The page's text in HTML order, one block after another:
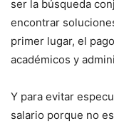
ser la búsqueda
encontrar
primer lugar, el
académicos y
Y para evitar
salario porque no